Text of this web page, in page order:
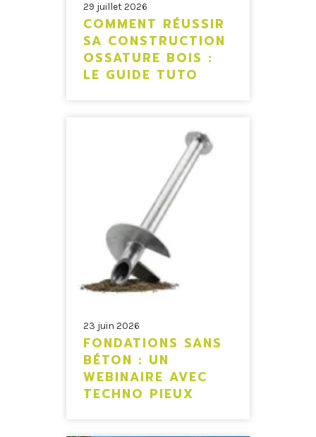
29 juillet 2026
COMMENT RÉUSSIR
SA CONSTRUCTION
OSSATURE BOIS :
LE GUIDE TUTO
23 juin 2026
FONDATIONS SANS
BÉTON : UN
WEBINAIRE AVEC
TECHNO PIEUX